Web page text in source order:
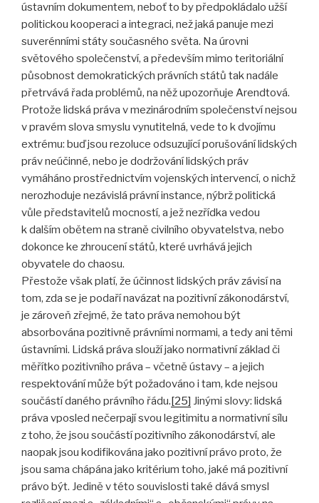
ústavním dokumentem, neboť to by předpokládalo užší
politickou kooperaci a integraci, než jaká panuje mezi
suverénními státy současného světa. Na úrovni
světového společenství, a především mimo teritoriální
působnost demokratických právních států tak nadále
přetrvává řada problémů, na něž upozorňuje Arendtová.
Protože lidská práva v mezinárodním společenství nejsou
v pravém slova smyslu vynutitelná, vede to k dvojímu
extrému: buď jsou rezoluce odsuzující porušování lidských
práv neúčinné, nebo je dodržování lidských práv
vymáháno prostřednictvím vojenských intervencí, o nichž
nerozhoduje nezávislá právní instance, nýbrž politická
vůle představitelů mocností, a jež nezřídka vedou
k dalším obětem na straně civilního obyvatelstva, nebo
dokonce ke zhroucení států, které uvrhává jejich
obyvatele do chaosu.
Přestože však platí, že účinnost lidských práv závisí na
tom, zda se je podaří navázat na pozitivní zákonodárství,
je zároveň zřejmé, že tato práva nemohou být
absorbována pozitivně právními normami, a tedy ani těmi
ústavními. Lidská práva slouží jako normativní základ či
měřítko pozitivního práva – včetně ústavy – a jejich
respektování může být požadováno i tam, kde nejsou
součástí daného právního řádu.[25] Jinými slovy: lidská
práva vposled nečerpají svou legitimitu a normativní sílu
z toho, že jsou součástí pozitivního zákonodárství, ale
naopak jsou kodifikována jako pozitivní právo proto, že
jsou sama chápána jako kritérium toho, jaké má pozitivní
právo být. Jedině v této souvislosti také dává smysl